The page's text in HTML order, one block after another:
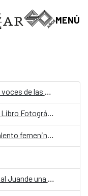
MENÚ
FILFA 2024 – Feria Internacional del Libro Fotográfico Autoral en el Juande
Mujeres de Cine: Reivindicando el talento femenino en la industria audiovisual
FESTIVAL PUENTE SONORO. Llega al Juande una fusión de jazz que cruza fronteras